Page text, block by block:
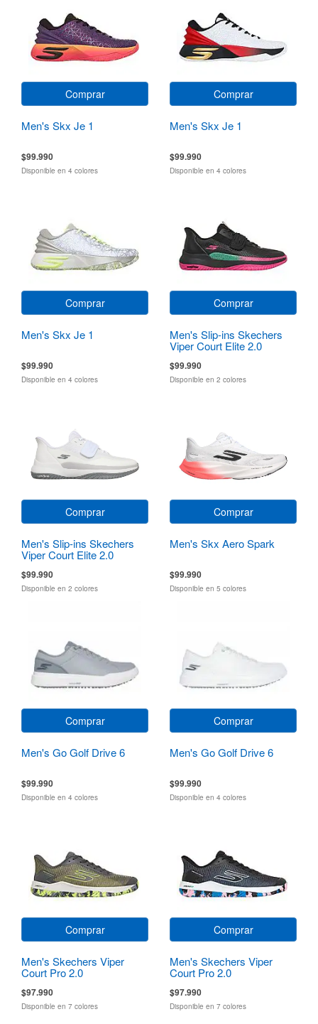
Comprar
Men's Skx Je 1
$99.990
Disponible en 4 colores
Comprar
Men's Skx Je 1
$99.990
Disponible en 4 colores
Comprar
Men's Skx Je 1
$99.990
Disponible en 4 colores
Comprar
Men's Slip-ins Skechers
Viper Court Elite 2.0
$99.990
Disponible en 2 colores
Comprar
Men's Slip-ins Skechers
Viper Court Elite 2.0
$99.990
Disponible en 2 colores
Comprar
Men's Skx Aero Spark
$99.990
Disponible en 5 colores
Comprar
Men's Go Golf Drive 6
$99.990
Disponible en 4 colores
Comprar
Men's Go Golf Drive 6
$99.990
Disponible en 4 colores
Comprar
Men's Skechers Viper
Court Pro 2.0
$97.990
Disponible en 7 colores
Comprar
Men's Skechers Viper
Court Pro 2.0
$97.990
Disponible en 7 colores